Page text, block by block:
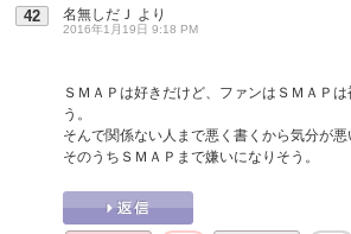
42 名無しだＪ より
2016年1月19日 9:18 PM
ＳＭＡＰは好きだけど、ファンはＳＭＡＰ
う。
そんで関係ない人まで悪く書くから気分が悪
そのうちＳＭＡＰまで嫌いになりそう。